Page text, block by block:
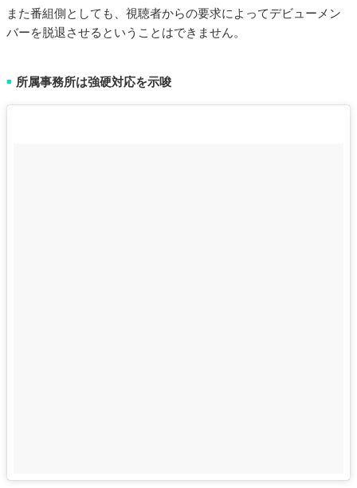
また番組側としても、視聴者からの要求によってデビューメン
バーを脱退させるということはできません。
■ 所属事務所は強硬対応を示唆